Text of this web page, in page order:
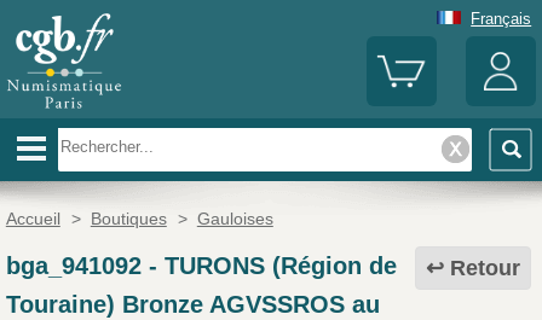
Français
Accueil > Boutiques > Gauloises
Retour
bga_941092- TURONS (Région de
Touraine) Bronze AGVSSROS au